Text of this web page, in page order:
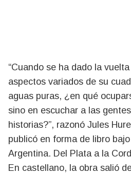
“Cuando se ha dado la
aspectos variados de su
aguas puras, ¿en qué
sino en escuchar a las
historias?”, razonó Jules
publicó en forma de libro
Argentina. Del Plata a la
En castellano, la obra salió